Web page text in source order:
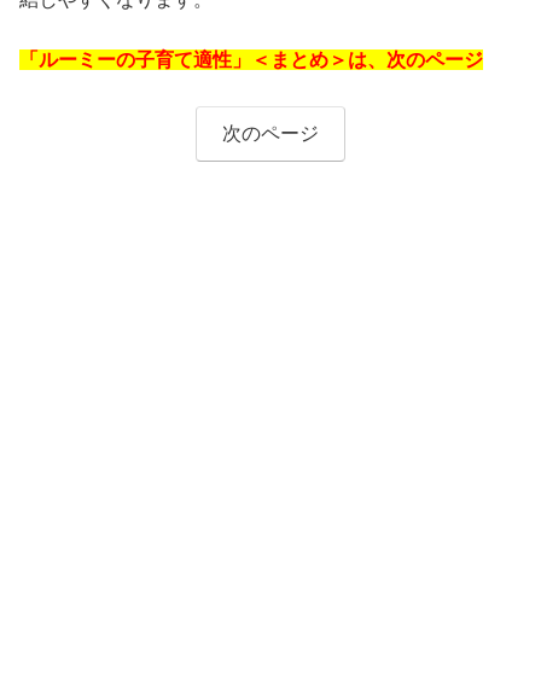
「ルーミーの子育て適性」＜まとめ＞は、次のページ
次のページ